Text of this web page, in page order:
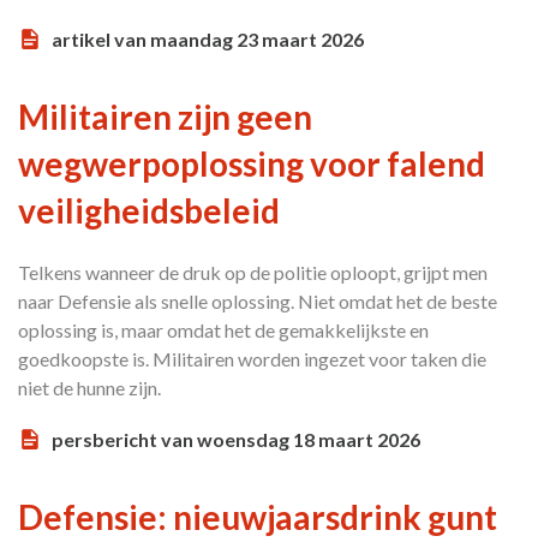
artikel van maandag 23 maart 2026
Militairen zijn geen
wegwerpoplossing voor falend
veiligheidsbeleid
Telkens wanneer de druk op de politie oploopt, grijpt men
naar Defensie als snelle oplossing. Niet omdat het de beste
oplossing is, maar omdat het de gemakkelijkste en
goedkoopste is. Militairen worden ingezet voor taken die
niet de hunne zijn.
persbericht van woensdag 18 maart 2026
Defensie: nieuwjaarsdrink gunt